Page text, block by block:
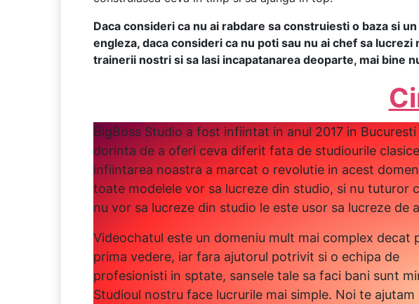
Daca consideri ca nu ai rabdare sa construiesti o baza si
engleza, daca consideri ca nu poti sau nu ai chef sa
trainerii nostri si sa lasi incapatanarea deoparte, mai bine
BigBoss Studio a fost infiintat in anul 2017 in Bucuresti
dorinta de a oferi ceva diferit fata de studiourile
infiintarea noastra a marcat o revolutie in acest
toate modelele vor sa lucreze din studio, si nu tuturor
nu vor sa lucreze din studio le este usor sa lucreze de
Videochatul este un domeniu mult mai complex decat
prima vedere, iar fara ajutorul potrivit si o echipa de
profesionisti in sptate, sansele tale sa faci bani sunt
Studioul nostru face lucrurile mai simple. Noi te ajutam